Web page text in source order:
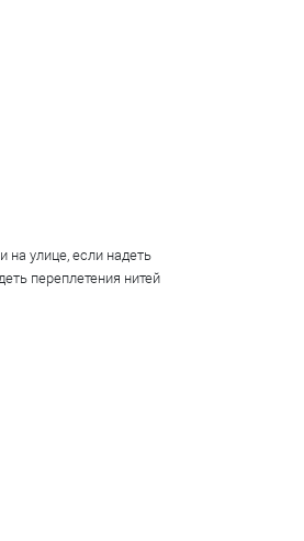
на улице, если надеть
переплетения нитей